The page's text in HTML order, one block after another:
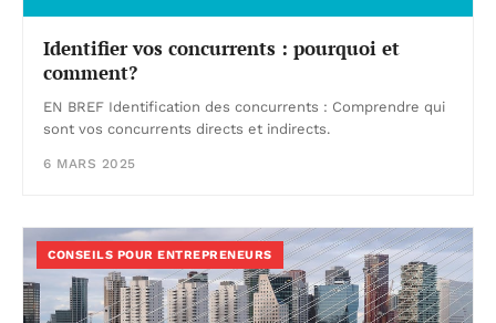
Identifier vos concurrents : pourquoi et
comment?
EN BREF Identification des concurrents : Comprendre qui
sont vos concurrents directs et indirects.
6 MARS 2025
CONSEILS POUR ENTREPRENEURS